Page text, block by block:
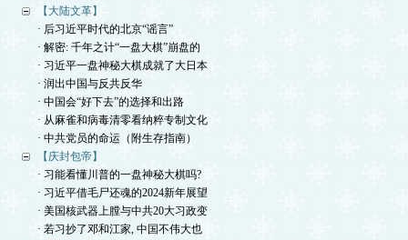
【大陆文革】
· 后习近平时代的北京“谣言”
· 解密: 千年之计“一盘大棋”崩盘的
· 习近平一盘神秘大棋成就了大日本
· 润出中国与反共反华
· 中国会“好下去”的选择和出路
· 从麻雀和病毒清零看纳粹专制文化
· 中共党员的命运（附生存指南）
【庆封包帝】
· 习能看懂川普的一盘神秘大棋吗?
· 习近平借毛尸还魂的2024新年展望
· 美国核武器上膛与中共20大习政变
· 若习抄了邓和江家, 中国不伟大也